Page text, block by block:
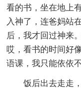
看的书，坐在地上
入神了，连爸妈站
后，我才回过神来
哎，看书的时间好
语课，我只能依依
饭后出去走走